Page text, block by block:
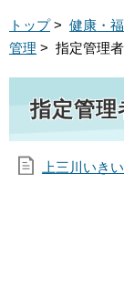
トップ> 健康・
管理 > 指定管理
指定管理
上三川いき